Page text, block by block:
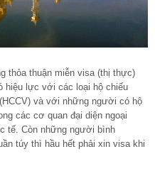
thỏa thuận miễn visa (thị thực)
hiệu lực với các loại hộ chiếu
và với những người có hộ
các cơ quan đại diện ngoại
tế. Còn những người bình
túy thì hầu hết phải xin visa khi